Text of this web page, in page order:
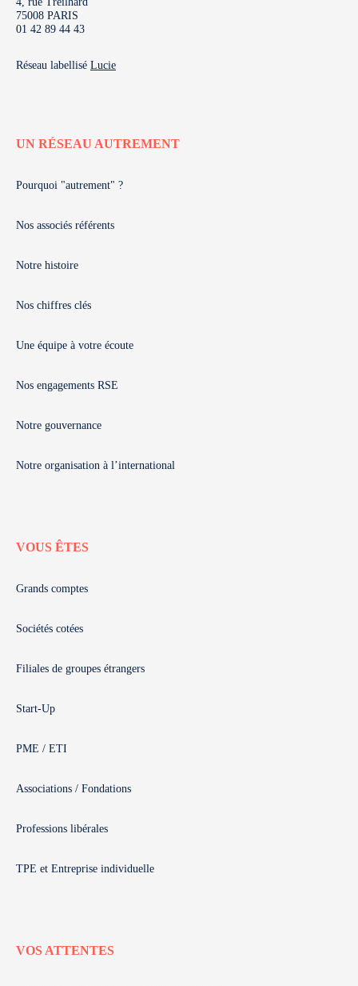
75008 PARIS
01 42 89 44 43
Réseau labellisé Lucie
UN RÉSEAU AUTREMENT
Pourquoi "autrement" ?
Nos associés référents
Notre histoire
Nos chiffres clés
Une équipe à votre écoute
Nos engagements RSE
Notre gouvernance
Notre organisation à l’international
VOUS ÊTES
Grands comptes
Sociétés cotées
Filiales de groupes étrangers
Start-Up
PME / ETI
Associations / Fondations
Professions libérales
TPE et Entreprise individuelle
VOS ATTENTES